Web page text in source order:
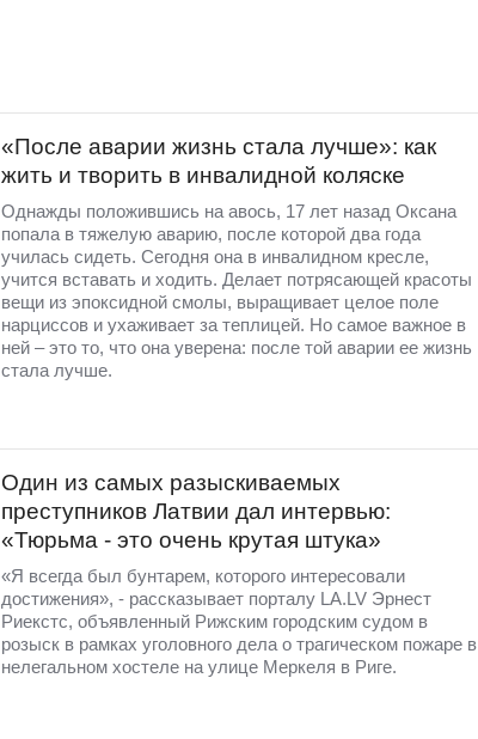
«После аварии жизнь стала лучше»: как
жить и творить в инвалидной коляске
Однажды положившись на авось, 17 лет назад Оксана
попала в тяжелую аварию, после которой два года
училась сидеть. Сегодня она в инвалидном кресле,
учится вставать и ходить. Делает потрясающей красоты
вещи из эпоксидной смолы, выращивает целое поле
нарциссов и ухаживает за теплицей. Но самое важное в
ней – это то, что она уверена: после той аварии ее жизнь
стала лучше.
Один из самых разыскиваемых
преступников Латвии дал интервью:
«Тюрьма - это очень крутая штука»
«Я всегда был бунтарем, которого интересовали
достижения», - рассказывает порталу LA.LV Эрнест
Риекстс, объявленный Рижским городским судом в
розыск в рамках уголовного дела о трагическом пожаре в
нелегальном хостеле на улице Меркеля в Риге.